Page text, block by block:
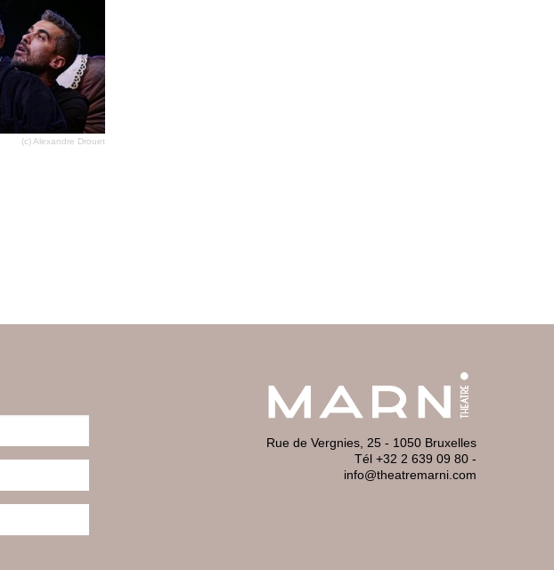
(c) Alexandre Drouet
Rue de Vergnies, 25 - 1050 Bruxelles
Tél +32 2 639 09 80 -
info@theatremarni.com